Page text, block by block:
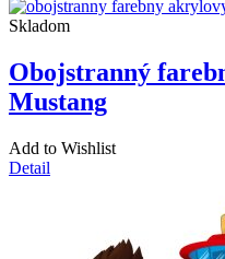
Skladom
Obojstranný
Mustang
Add to Wishlist
Detail